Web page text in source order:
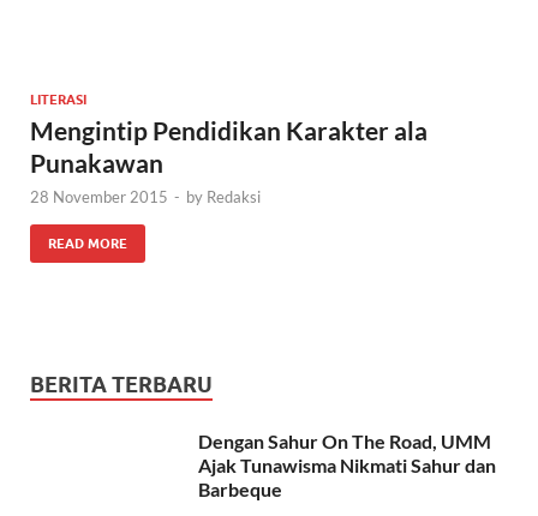
LITERASI
Mengintip Pendidikan Karakter ala
Punakawan
28 November 2015 - by Redaksi
READ MORE
BERITA TERBARU
Dengan Sahur On The Road, UMM
Ajak Tunawisma Nikmati Sahur dan
Barbeque